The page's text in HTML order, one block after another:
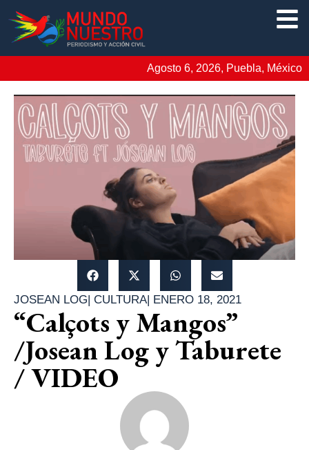
Agosto 6, 2026, Puebla, México
JOSEAN LOG| CULTURA| ENERO 18, 2021
“Calçots y Mangos”
/Josean Log y Taburete
/ VIDEO